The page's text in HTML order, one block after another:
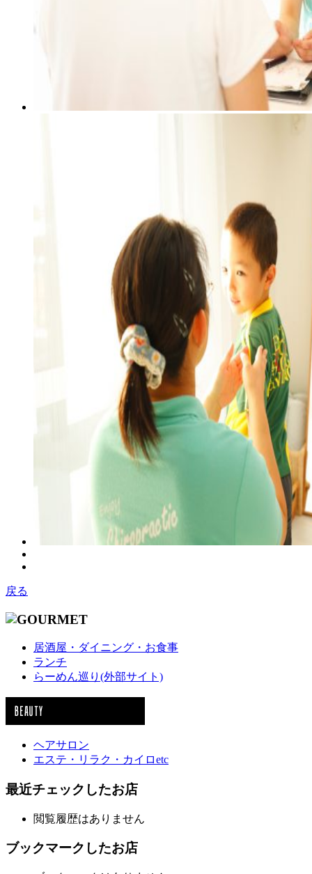
戻る
居酒屋・ダイニング・お食事
ランチ
らーめん巡り(外部サイト)
ヘアサロン
エステ・リラク・カイロetc
最近チェックしたお店
閲覧履歴はありません
ブックマークしたお店